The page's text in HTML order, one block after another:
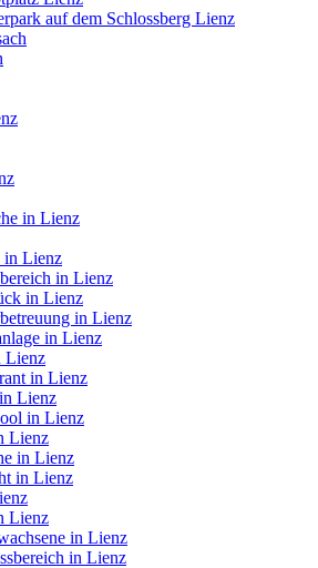
auf dem Schlossberg Lienz
in Lienz
in Lienz
in Lienz
in Lienz
in Lienz
in Lienz
Lienz
in Lienz
Lienz
in Lienz
Lienz
in Lienz
in Lienz
Lienz
in Lienz
in Lienz